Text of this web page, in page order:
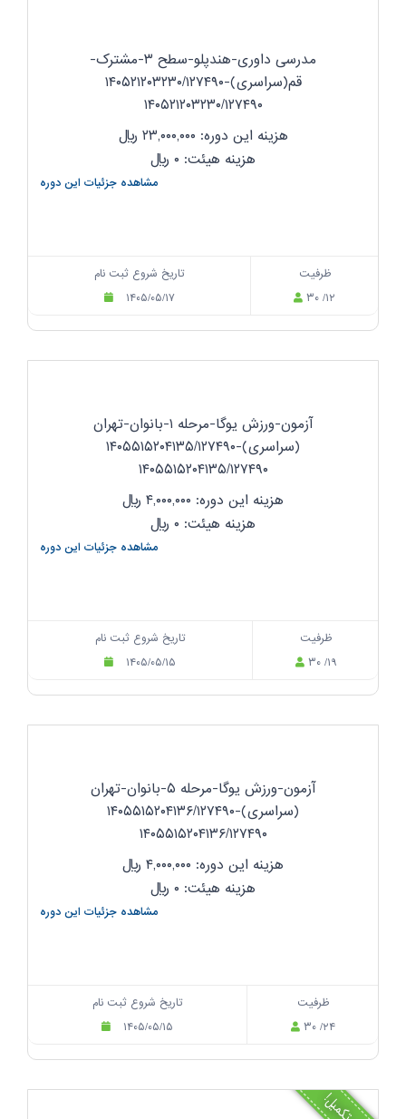
مدرسی داوری-هندپلو-سطح ۳-مشترک-
قم(سراسری)-۱۴۰۵۲۱۲۰۳۲۳۰/۱۲۷۴۹۰
۱۴۰۵۲۱۲۰۳۲۳۰/۱۲۷۴۹۰
هزینه این دوره: ۲۳,۰۰۰,۰۰۰
ریال
هزینه هیئت: ۰
ریال
مشاهده جزئیات این دوره
تاریخ شروع ثبت نام
۱۴۰۵/۰۵/۱۷
ظرفیت
۳۰ /۱۲
آزمون-ورزش یوگا-مرحله ۱-بانوان-تهران
(سراسری)-۱۴۰۵۵۱۵۲۰۴۱۳۵/۱۲۷۴۹۰
۱۴۰۵۵۱۵۲۰۴۱۳۵/۱۲۷۴۹۰
هزینه این دوره: ۴,۰۰۰,۰۰۰
ریال
هزینه هیئت: ۰
ریال
مشاهده جزئیات این دوره
تاریخ شروع ثبت نام
۱۴۰۵/۰۵/۱۵
ظرفیت
۳۰ /۱۹
آزمون-ورزش یوگا-مرحله ۵-بانوان-تهران
(سراسری)-۱۴۰۵۵۱۵۲۰۴۱۳۶/۱۲۷۴۹۰
۱۴۰۵۵۱۵۲۰۴۱۳۶/۱۲۷۴۹۰
هزینه این دوره: ۴,۰۰۰,۰۰۰
ریال
هزینه هیئت: ۰
ریال
مشاهده جزئیات این دوره
تاریخ شروع ثبت نام
۱۴۰۵/۰۵/۱۵
ظرفیت
۳۰ /۲۴